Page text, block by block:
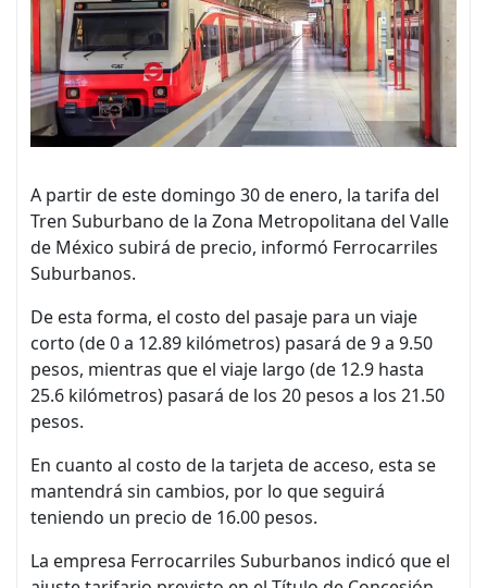
A partir de este domingo 30 de enero, la tarifa del
Tren Suburbano de la Zona Metropolitana del Valle
de México subirá de precio, informó Ferrocarriles
Suburbanos.
De esta forma, el costo del pasaje para un viaje
corto (de 0 a 12.89 kilómetros) pasará de 9 a 9.50
pesos, mientras que el viaje largo (de 12.9 hasta
25.6 kilómetros) pasará de los 20 pesos a los 21.50
pesos.
En cuanto al costo de la tarjeta de acceso, esta se
mantendrá sin cambios, por lo que seguirá
teniendo un precio de 16.00 pesos.
La empresa Ferrocarriles Suburbanos indicó que el